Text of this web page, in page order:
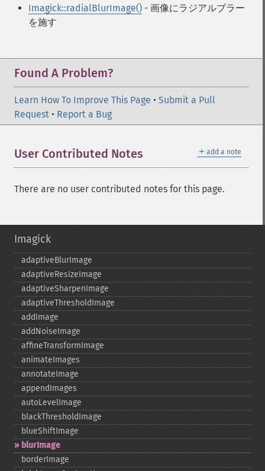
Imagick::radialBlurImage() - 画像にラジアルブラー
を施す
Found A Problem?
Learn How To Improve This Page • Submit a Pull
Request • Report a Bug
＋ add a note
User Contributed Notes
There are no user contributed notes for this page.
Imagick
adaptiveBlurImage
adaptiveResizeImage
adaptiveSharpenImage
adaptiveThresholdImage
addImage
addNoiseImage
affineTransformImage
animateImages
annotateImage
appendImages
autoLevelImage
blackThresholdImage
blueShiftImage
blurImage
borderImage